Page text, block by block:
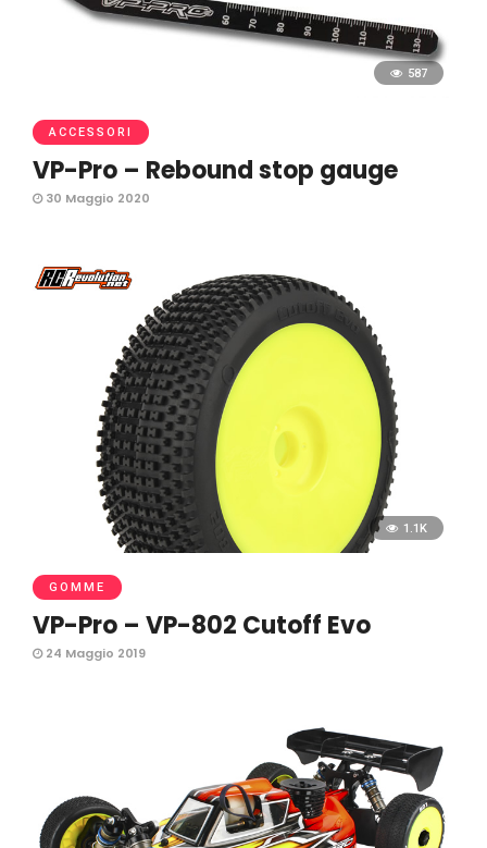
587
ACCESSORI
VP-Pro – Rebound stop gauge
30 Maggio 2020
1.1K
GOMME
VP-Pro – VP-802 Cutoff Evo
24 Maggio 2019